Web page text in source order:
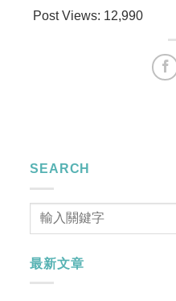
Post Views: 12,990
SEARCH
最新文章